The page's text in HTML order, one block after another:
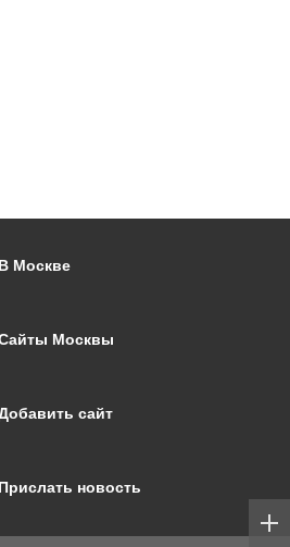
В Москве
Москвы
сайт
Прислать новость